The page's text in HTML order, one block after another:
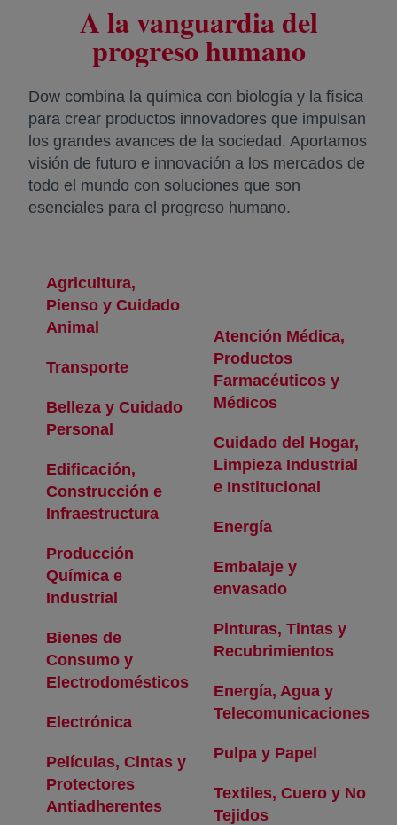
A la vanguardia del
progreso humano
Dow combina la química con biología y la física
para crear productos innovadores que impulsan
los grandes avances de la sociedad. Aportamos
visión de futuro e innovación a los mercados de
todo el mundo con soluciones que son
esenciales para el progreso humano.
Agricultura,
Pienso y Cuidado
Animal
se abre en una pestaña nueva
Transporte se abre en una pestaña nueva
Belleza y Cuidado
Personal
Edificación,
Construcción e
Infraestructura
Producción
Química e
Industrial
se abre en una pestaña nueva
Bienes de
Consumo y
Electrodomésticos se abre en una pestaña
Electrónica se abre en una pestaña nueva
Películas, Cintas y
Protectores
Antiadherentes se abre en una pestaña nueva
Atención Médica,
Productos
Farmacéuticos y
Médicos
Cuidado del Hogar,
Limpieza Industrial
e Institucional
Energía
Embalaje y
envasado
Pinturas, Tintas y
Recubrimientos
Energía, Agua y
Telecomunicaciones
Pulpa y Papel
Textiles, Cuero y No
Tejidos